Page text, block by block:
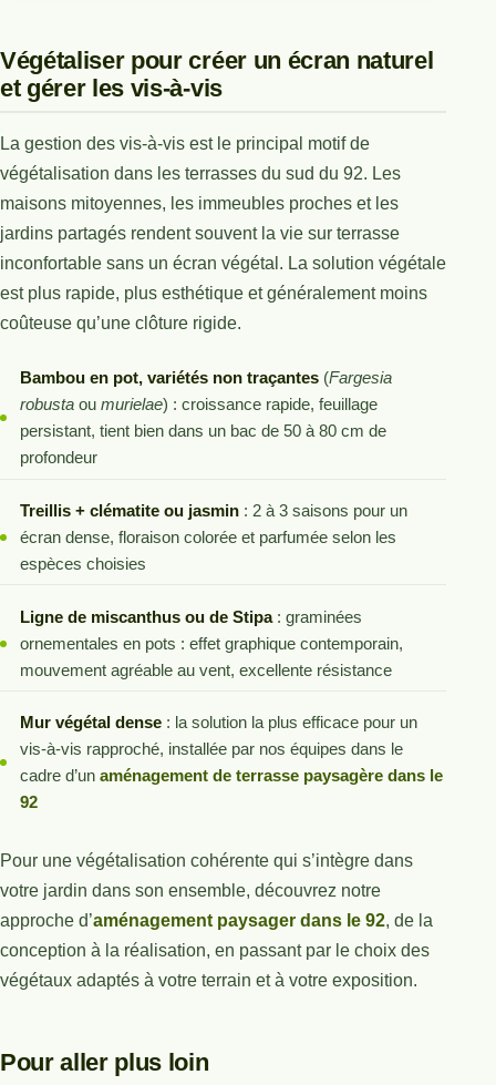
Végétaliser pour créer un écran naturel
et gérer les vis-à-vis
La gestion des vis-à-vis est le principal motif de
végétalisation dans les terrasses du sud du 92. Les
maisons mitoyennes, les immeubles proches et les
jardins partagés rendent souvent la vie sur terrasse
inconfortable sans un écran végétal. La solution végétale
est plus rapide, plus esthétique et généralement moins
coûteuse qu’une clôture rigide.
Bambou en pot, variétés non traçantes(Fargesia
robustaou murielae) : croissance rapide, feuillage
persistant, tient bien dans un bac de 50 à 80 cm de
profondeur
Treillis + clématite ou jasmin: 2 à 3 saisons pour un
écran dense, floraison colorée et parfumée selon les
espèces choisies
Ligne de miscanthus ou de Stipa: graminées
ornementales en pots : effet graphique contemporain,
mouvement agréable au vent, excellente résistance
Mur végétal dense: la solution la plus efficace pour un
vis-à-vis rapproché, installée par nos équipes dans le
cadre d’un aménagement de terrasse paysagère dans le
92
Pour une végétalisation cohérente qui s’intègre dans
votre jardin dans son ensemble, découvrez notre
approche d’aménagement paysager dans le 92, de la
conception à la réalisation, en passant par le choix des
végétaux adaptés à votre terrain et à votre exposition.
Pour aller plus loin